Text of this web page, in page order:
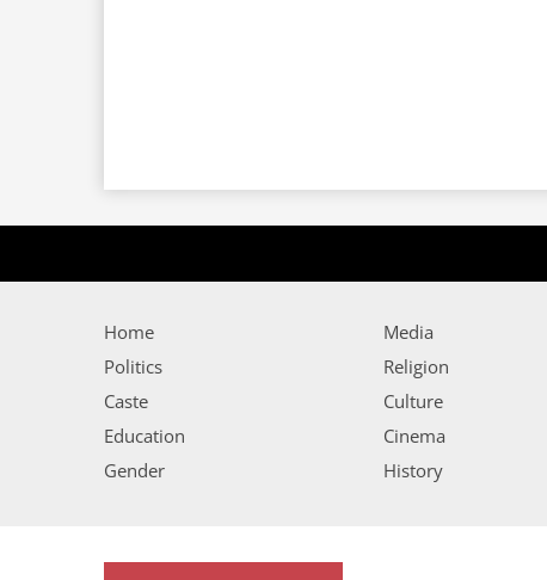
Home
Politics
Caste
Education
Gender
Media
Religion
Culture
Cinema
History